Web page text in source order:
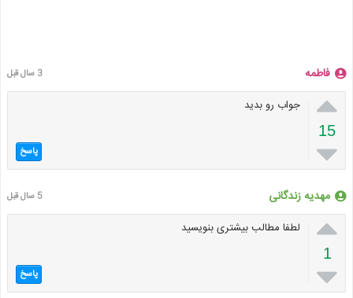
فاطمه 3 سال قبل

15

جواب رو بدید
پاسخ
مهدیه زندگانی 5 سال قبل

1

لطفا مطالب بیشتری بنویسید
پاسخ